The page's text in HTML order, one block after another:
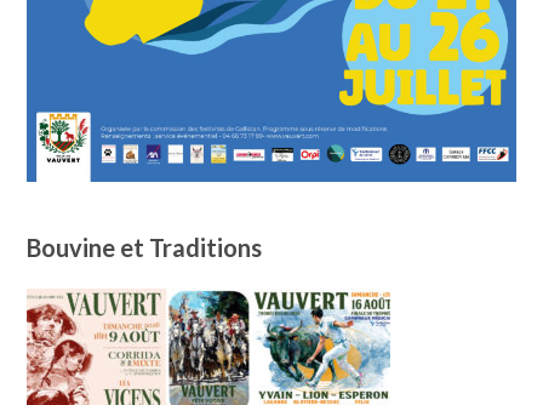
Bouvine et Traditions